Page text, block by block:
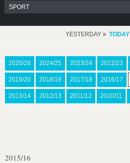
YESTERDAY TODAY
2025/26 2024/25 2023/24 2022/23
2019/20 2018/19 2017/18 2016/17
2013/14 2012/13 2011/12 2010/11
2015/16